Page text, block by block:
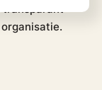
transparant